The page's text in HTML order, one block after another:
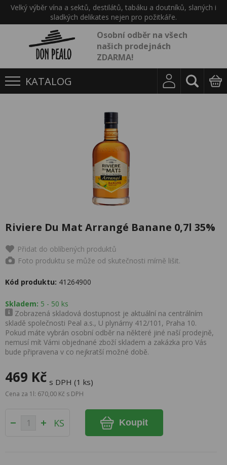
Velký výběr vína a sektů, destilátů, tabáku a doutníků, slaných i
sladkých delikates nejen pro požitkáře.
Osobní odběr na všech
našich prodejnách
ZDARMA!
KATALOG
Riviere Du Mat Arrangé Banane 0,7l 35%
Přidat do oblíbených produktů
Foto produktu se může od skutečnosti mírně lišit.
Kód produktu: 41264900
Skladem: 5 - 50 ks
Zobrazená skladová dostupnost je aktuální na centrálním
skladě společnosti Peal a.s., U plynárny 412/101, Praha 10.
Pokud máte vybrán osobní odběr na některé jiné naší prodejně,
nemusí mít Vámi objednané zboží skladem a zakázka pro Vás
bude připravena v co nejkratší možné době.
469 Kč s DPH (1 ks)
Cena za 1l: 670,00 Kč s DPH
KS Koupit